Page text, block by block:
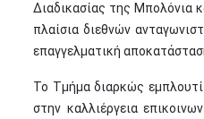
Διαδικασίας της Μπολόνια
πλαίσια διεθνών
επαγγελματική
Το Τμήμα διαρκώς
στην καλλιέργεια